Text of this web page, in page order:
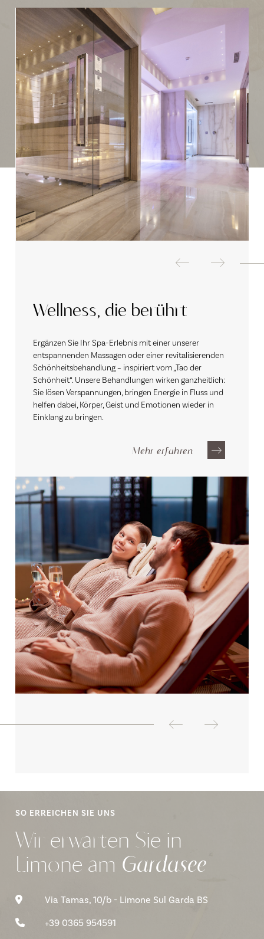
Wellness, die berührt
Ergänzen Sie Ihr Spa-Erlebnis mit einer unserer
entspannenden Massagen oder einer revitalisierenden
Schönheitsbehandlung – inspiriert vom „Tao der
Schönheit“. Unsere Behandlungen wirken ganzheitlich:
Sie lösen Verspannungen, bringen Energie in Fluss und
helfen dabei, Körper, Geist und Emotionen wieder in
Einklang zu bringen.
Mehr erfahren
SO ERREICHEN SIE UNS
Wir erwarten Sie in
Limone am Gardasee
Via Tamas, 10/b - Limone Sul Garda BS
+39 0365 954591